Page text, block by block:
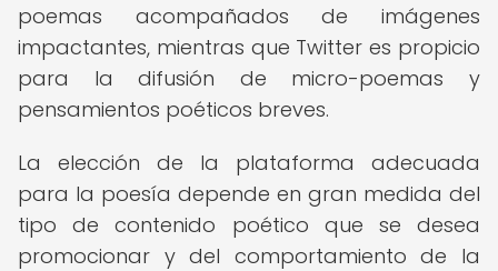
poemas acompañados de imágenes
impactantes, mientras que Twitter es propicio
para la difusión de micro-poemas y
pensamientos poéticos breves.
La elección de la plataforma adecuada
para la poesía depende en gran medida del
tipo de contenido poético que se desea
promocionar y del comportamiento de la